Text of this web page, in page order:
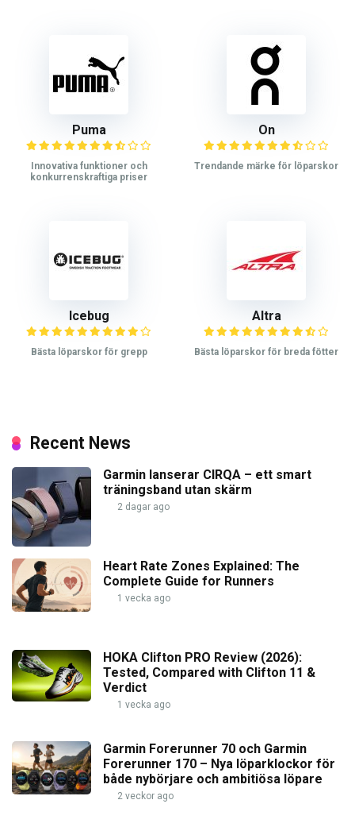
Puma
Innovativa funktioner och
konkurrenskraftiga priser
On
Trendande märke för löparskor
Icebug
Bästa löparskor för grepp
Altra
Bästa löparskor för breda fötter
Recent News
Garmin lanserar CIRQA – ett smart
träningsband utan skärm
2 dagar ago
Heart Rate Zones Explained: The
Complete Guide for Runners
1 vecka ago
HOKA Clifton PRO Review (2026):
Tested, Compared with Clifton 11 &
Verdict
1 vecka ago
Garmin Forerunner 70 och Garmin
Forerunner 170 – Nya löparklockor för
både nybörjare och ambitiösa löpare
2 veckor ago